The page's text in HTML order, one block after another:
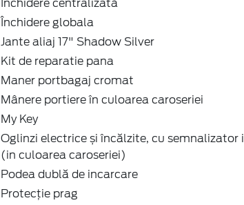
Închidere centralizată
Închidere globala
Jante aliaj 17" Shadow Silver
Kit de reparatie pana
Maner portbagaj cromat
Mânere portiere în culoarea caroseriei
My Key
Oglinzi electrice și încălzite, cu semnalizator
(in culoarea caroseriei)
Podea dublă de incarcare
Protecţie prag